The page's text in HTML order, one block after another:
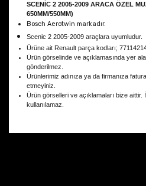
SCENİC 2 2005-2009 ARACA ÖZEL
650MM/550MM)
Bosch Aerotwin markadır.
Scenic 2 2005-2009 araçlara uyumludur.
Ürüne ait Renault parça kodları;
Ürün görselinde ve açıklamasında yer
gönderilmez.
Ürünlerimiz adınıza ya da firmanıza
etmeyiniz.
Ürün görselleri ve açıklamaları bize
kullanılamaz.